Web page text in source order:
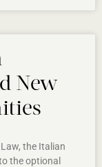
New
the Italian
the optional